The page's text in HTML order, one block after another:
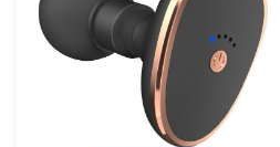
בעמוד
המוצר